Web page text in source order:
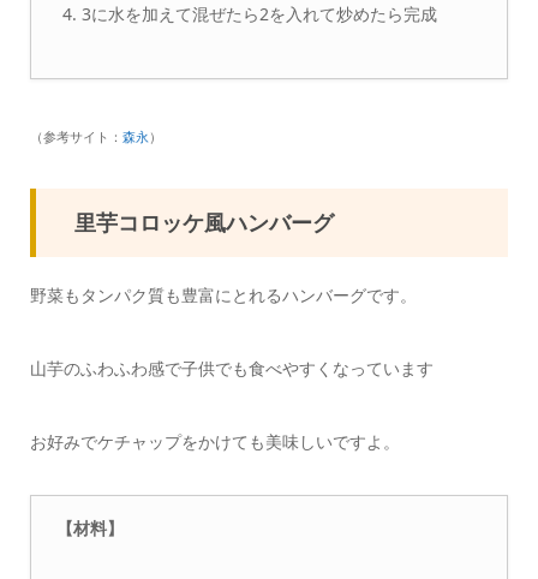
3に水を加えて混ぜたら2を入れて炒めたら完成
（参考サイト： 森永 ）
里芋コロッケ風ハンバーグ
野菜もタンパク質も豊富にとれるハンバーグです。
山芋のふわふわ感で子供でも食べやすくなっています
お好みでケチャップをかけても美味しいですよ。
【材料】